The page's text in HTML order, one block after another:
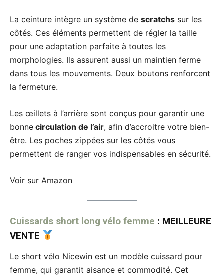
La ceinture intègre un système de scratchs sur les
côtés. Ces éléments permettent de régler la taille
pour une adaptation parfaite à toutes les
morphologies. Ils assurent aussi un maintien ferme
dans tous les mouvements. Deux boutons renforcent
la fermeture.
Les œillets à l’arrière sont conçus pour garantir une
bonne circulation de l’air, afin d’accroitre votre bien-
être. Les poches zippées sur les côtés vous
permettent de ranger vos indispensables en sécurité.
Voir sur Amazon
Cuissards short long vélo femme : MEILLEURE
VENTE
Le short vélo Nicewin est un modèle cuissard pour
femme, qui garantit aisance et commodité. Cet